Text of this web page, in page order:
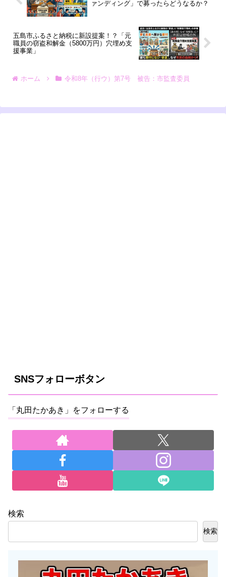
ァンディング」で募ったらどうなるか？
五島市ふるさと納税に新設提案！？「元
職員の窃盗和解金（5800万円）穴埋め支
援事業」
ホーム 令和8年（行ウ）第7号 被告：市監査委員
SNSフォローボタン
「丸田たかあき」をフォローする
検索
検索